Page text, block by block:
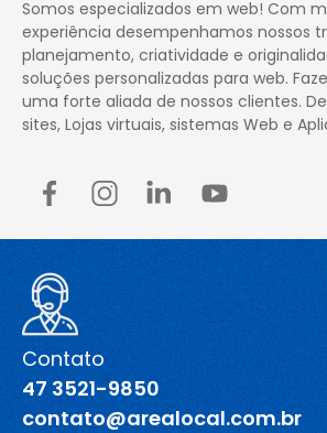
Somos especializados em web! Com
experiência desempenhamos nossos
planejamento, criatividade e
soluções personalizadas para web.
uma forte aliada de nossos clientes.
sites, Lojas virtuais, sistemas Web e
Contato
47 3521-9850
contato@arealocal.com.br